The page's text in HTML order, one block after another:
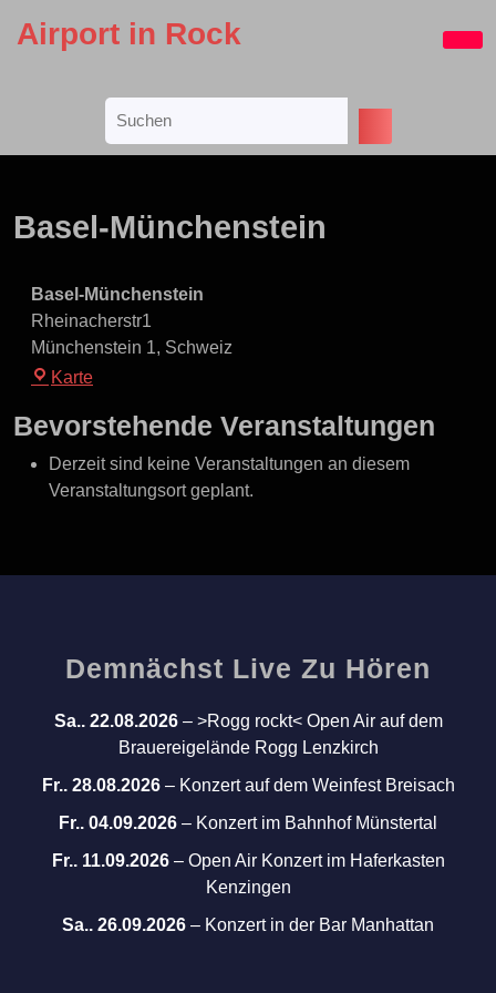
Airport in Rock
Basel-Münchenstein
Basel-Münchenstein
Rheinacherstr1
Münchenstein 1, Schweiz
Karte
Bevorstehende Veranstaltungen
Derzeit sind keine Veranstaltungen an diesem
Veranstaltungsort geplant.
Demnächst Live Zu Hören
Sa.. 22.08.2026– >Rogg rockt< Open Air auf dem
Brauereigelände Rogg Lenzkirch
Fr.. 28.08.2026– Konzert auf dem Weinfest Breisach
Fr.. 04.09.2026 – Konzert im Bahnhof Münstertal
Fr.. 11.09.2026– Open Air Konzert im Haferkasten
Kenzingen
Sa.. 26.09.2026 – Konzert in der Bar Manhattan